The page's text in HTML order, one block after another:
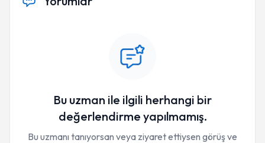
Bu uzman ile ilgili herhangi bir
değerlendirme yapılmamış.
Bu uzmanı tanıyorsan veya ziyaret ettiysen görüş ve